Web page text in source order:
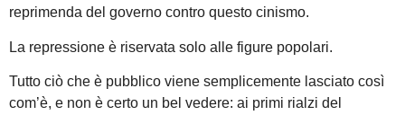
reprimenda del governo contro questo cinismo.
La repressione è riservata solo alle figure popolari.
Tutto ciò che è pubblico viene semplicemente lasciato così
com’è, e non è certo un bel vedere: ai primi rialzi del